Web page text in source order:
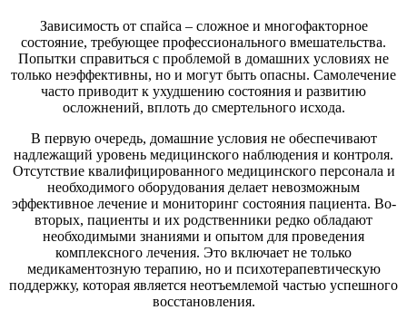
Зависимость от спайса – сложное и многофакторное
состояние, требующее профессионального вмешательства.
Попытки справиться с проблемой в домашних условиях не
только неэффективны, но и могут быть опасны. Самолечение
часто приводит к ухудшению состояния и развитию
осложнений, вплоть до смертельного исхода.
В первую очередь, домашние условия не обеспечивают
надлежащий уровень медицинского наблюдения и контроля.
Отсутствие квалифицированного медицинского персонала и
необходимого оборудования делает невозможным
эффективное лечение и мониторинг состояния пациента. Во-
вторых, пациенты и их родственники редко обладают
необходимыми знаниями и опытом для проведения
комплексного лечения. Это включает не только
медикаментозную терапию, но и психотерапевтическую
поддержку, которая является неотъемлемой частью успешного
восстановления.